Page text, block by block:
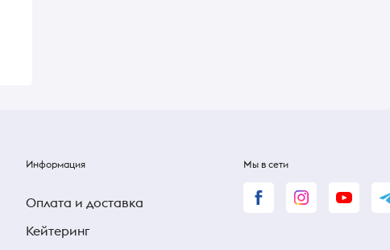
Информация
Оплата и доставка
Кейтеринг
Мы в сети